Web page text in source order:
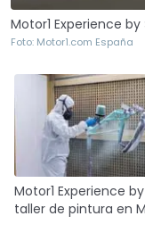
Motor1 Experience
Foto: Motor1.com España
Motor1 Experience
taller de pintura en